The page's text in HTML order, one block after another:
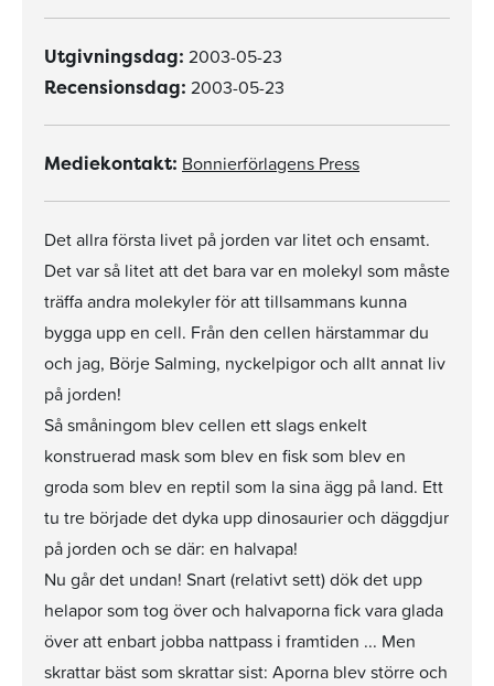
Utgivningsdag: 2003-05-23
Recensionsdag: 2003-05-23
Mediekontakt: Bonnierförlagens Press
Det allra första livet på jorden var litet och ensamt.
Det var så litet att det bara var en molekyl som måste
träffa andra molekyler för att tillsammans kunna
bygga upp en cell. Från den cellen härstammar du
och jag, Börje Salming, nyckelpigor och allt annat liv
på jorden!
Så småningom blev cellen ett slags enkelt
konstruerad mask som blev en fisk som blev en
groda som blev en reptil som la sina ägg på land. Ett
tu tre började det dyka upp dinosaurier och däggdjur
på jorden och se där: en halvapa!
Nu går det undan! Snart (relativt sett) dök det upp
helapor som tog över och halvaporna fick vara glada
över att enbart jobba nattpass i framtiden ... Men
skrattar bäst som skrattar sist: Aporna blev större och